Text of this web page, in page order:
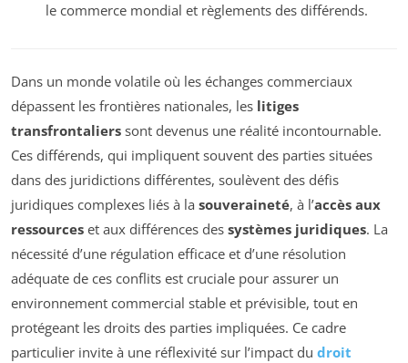
le commerce mondial et règlements des différends.
Dans un monde volatile où les échanges commerciaux
dépassent les frontières nationales, les litiges
transfrontaliers sont devenus une réalité incontournable.
Ces différends, qui impliquent souvent des parties situées
dans des juridictions différentes, soulèvent des défis
juridiques complexes liés à la souveraineté, à l’accès aux
ressources et aux différences des systèmes juridiques. La
nécessité d’une régulation efficace et d’une résolution
adéquate de ces conflits est cruciale pour assurer un
environnement commercial stable et prévisible, tout en
protégeant les droits des parties impliquées. Ce cadre
particulier invite à une réflexivité sur l’impact du droit